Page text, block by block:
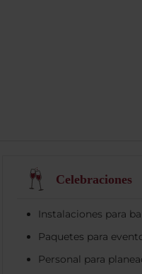
Celebraciones
Instalaciones para
Paquetes para
Personal para